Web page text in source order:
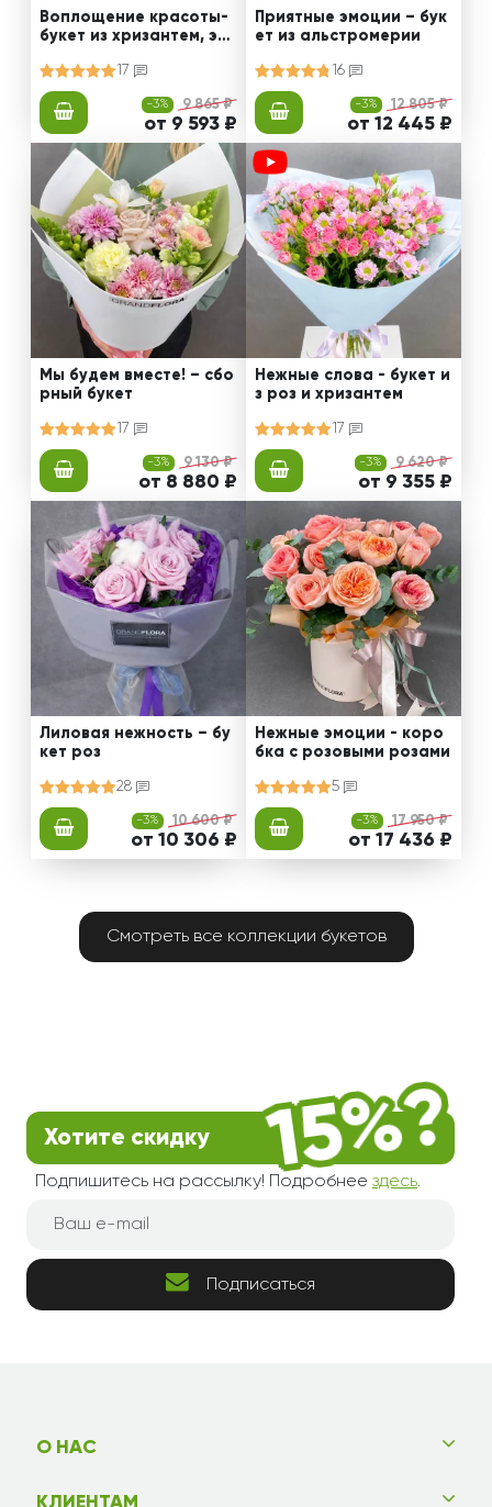
Воплощение красоты-
букет из хризантем, эус
17
-3% 9 865 ₽
от 9 593 ₽
Приятные эмоции – бук
ет из альстромерии
16
-3% 12 805 ₽
от 12 445 ₽
Мы будем вместе! – сбо
рный букет
17
-3% 9 130 ₽
от 8 880 ₽
Нежные слова - букет и
з роз и хризантем
17
-3% 9 620 ₽
от 9 355 ₽
Лиловая нежность – бу
кет роз
28
-3% 10 600 ₽
от 10 306 ₽
Нежные эмоции - коро
бка с розовыми розами
5
-3% 17 950 ₽
от 17 436 ₽
Смотреть все коллекции букетов
Хотите скидку
Подпишитесь на рассылку! Подробнее здесь.
Подписаться
О НАС
КЛИЕНТАМ